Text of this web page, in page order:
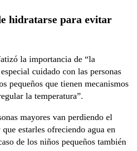
hidratarse para evitar
la importancia de “la
cuidado con las personas
pequeños que tienen mecanismos
la temperatura”.
mayores van perdiendo el
estarles ofreciendo agua en
de los niños pequeños también